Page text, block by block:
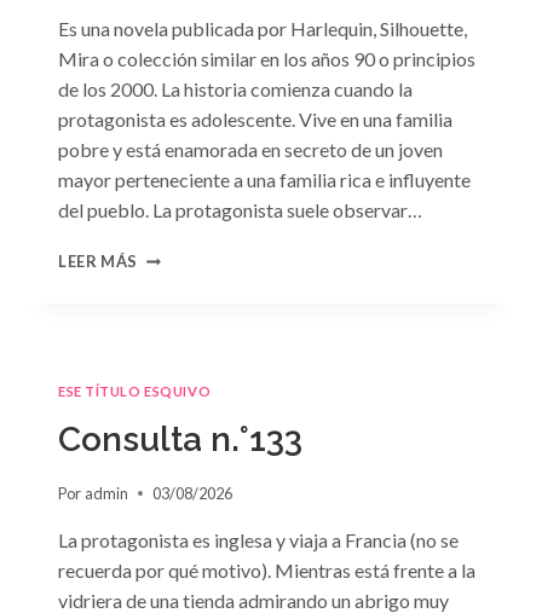
Es una novela publicada por Harlequin, Silhouette,
Mira o colección similar en los años 90 o principios
de los 2000. La historia comienza cuando la
protagonista es adolescente. Vive en una familia
pobre y está enamorada en secreto de un joven
mayor perteneciente a una familia rica e influyente
del pueblo. La protagonista suele observar…
LEER MÁS CONSULTA
ESE TÍTULO ESQUIVO
Consulta n.°133
Por admin 03/08/2026
La protagonista es inglesa y viaja a Francia (no se
recuerda por qué motivo). Mientras está frente a la
vidriera de una tienda admirando un abrigo muy